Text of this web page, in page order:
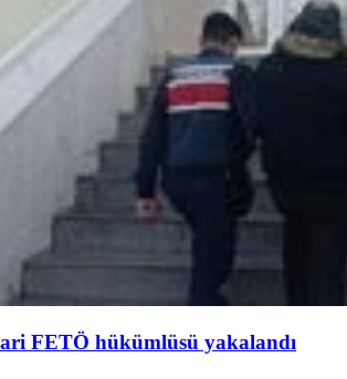
FETÖ hükümlüsü yakalandı